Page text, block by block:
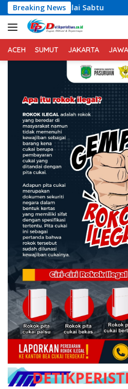
Langsung
ke
konten
Breaking News
Ketua Umum Relawan
ACEH SUMUT JAKARTA